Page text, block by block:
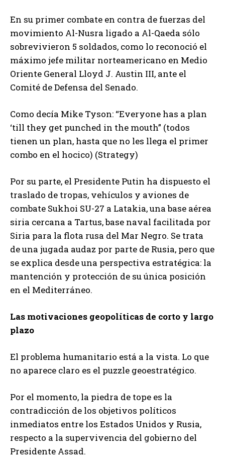
En su primer combate en contra de fuerzas del
movimiento Al-Nusra ligado a Al-Qaeda sólo
sobrevivieron 5 soldados, como lo reconoció el
máximo jefe militar norteamericano en Medio
Oriente General Lloyd J. Austin III, ante el
Comité de Defensa del Senado.
Como decía Mike Tyson: “Everyone has a plan
‘till they get punched in the mouth” (todos
tienen un plan, hasta que no les llega el primer
combo en el hocico) (Strategy)
Por su parte, el Presidente Putin ha dispuesto el
traslado de tropas, vehículos y aviones de
combate Sukhoi SU-27 a Latakia, una base aérea
siria cercana a Tartus, base naval facilitada por
Siria para la flota rusa del Mar Negro. Se trata
de una jugada audaz por parte de Rusia, pero que
se explica desde una perspectiva estratégica: la
mantención y protección de su única posición
en el Mediterráneo.
Las motivaciones geopolíticas de corto y largo
plazo
El problema humanitario está a la vista. Lo que
no aparece claro es el puzzle geoestratégico.
Por el momento, la piedra de tope es la
contradicción de los objetivos políticos
inmediatos entre los Estados Unidos y Rusia,
respecto a la supervivencia del gobierno del
Presidente Assad.